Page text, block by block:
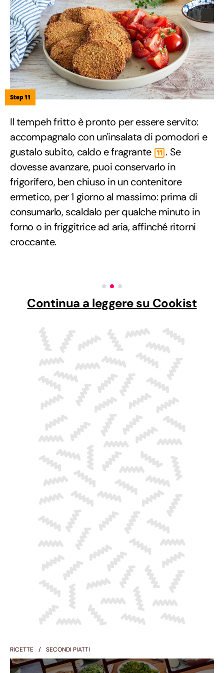
Step 11
Il tempeh fritto è pronto per essere servito:
accompagnalo con un'insalata di pomodori e
gustalo subito, caldo e fragrante 11 . Se
dovesse avanzare, puoi conservarlo in
frigorifero, ben chiuso in un contenitore
ermetico, per 1 giorno al massimo: prima di
consumarlo, scaldalo per qualche minuto in
forno o in friggitrice ad aria, affinché ritorni
croccante.
Continua a leggere su Cookist
RICETTE SECONDI PIATTI